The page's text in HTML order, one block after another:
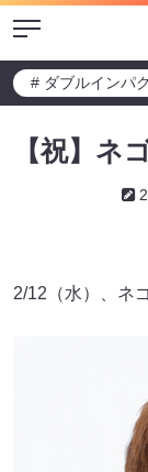
Menu
# ダブルインパ
【祝】ネ
2/12（水）、ネ